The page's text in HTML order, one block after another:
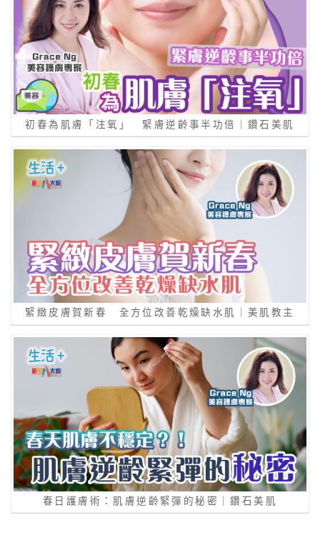
初春為肌膚「注氧」 緊膚逆齡事半功倍｜鑽石美肌
緊緻皮膚賀新春 全方位改善乾燥缺水肌｜美肌教主
春日護膚術：肌膚逆齡緊彈的秘密｜鑽石美肌